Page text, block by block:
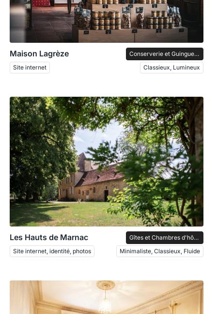
Maison Lagrèze
Conserverie et Guinguette
Site internet
Classieux, Lumineux
Les Hauts de Marnac
Gîtes et Chambres d'hôtes
Site internet, identité, photos
Minimaliste, Classieux, Fluide